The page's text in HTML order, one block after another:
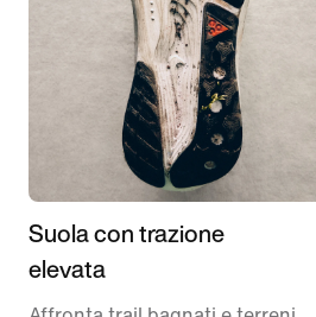
Suola con trazione
elevata